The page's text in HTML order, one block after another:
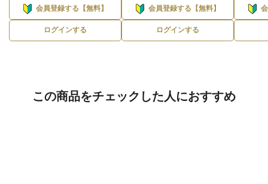
会員登録する【無料】
ログインする
会員登録する【無料】
ログインする
この商品をチェックした人におすすめ